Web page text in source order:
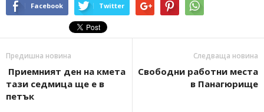
Facebook Twitter
Предишна новина
Приемният ден на кмета
тази седмица ще е в
петък
Следваща новина
Свободни работни места
в Панагюрище